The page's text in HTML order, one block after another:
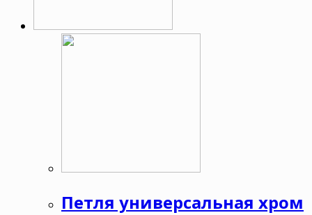
Петля универсальная хром